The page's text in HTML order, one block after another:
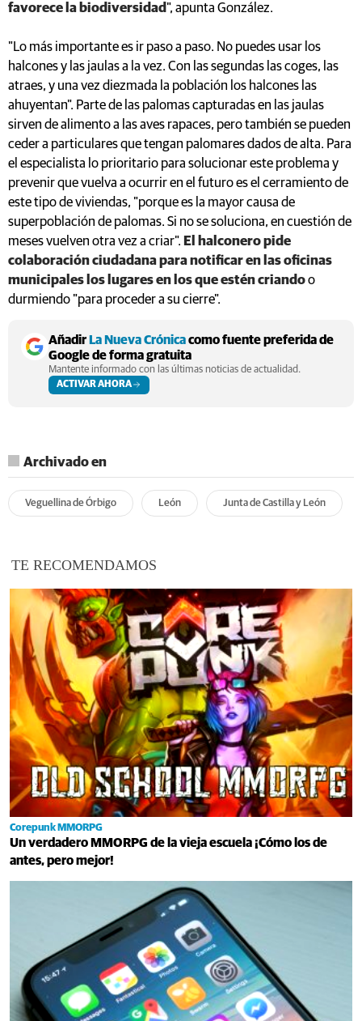
favorece la biodiversidad ", apunta González.
"Lo más importante es ir paso a paso. No puedes usar los
halcones y las jaulas a la vez. Con las segundas las coges, las
atraes, y una vez diezmada la población los halcones las
ahuyentan". Parte de las palomas capturadas en las jaulas
sirven de alimento a las aves rapaces, pero también se pueden
ceder a particulares que tengan palomares dados de alta. Para
el especialista lo prioritario para solucionar este problema y
prevenir que vuelva a ocurrir en el futuro es el cerramiento de
este tipo de viviendas, "porque es la mayor causa de
superpoblación de palomas. Si no se soluciona, en cuestión de
meses vuelven otra vez a criar". El halconero pide
colaboración ciudadana para notificar en las oficinas
municipales los lugares en los que estén criandoo
durmiendo "para proceder a su cierre".
AñadirLa Nueva Crónicacomo fuente preferida de
Google de forma gratuita
Mantente informado con las últimas noticias de actualidad.
ACTIVAR AHORA
Archivado en
Veguellina de Órbigo León Junta de Castilla y León
TE RECOMENDAMOS
Corepunk MMORPG
Un verdadero MMORPG de la vieja escuela ¡Cómo los de
antes, pero mejor!